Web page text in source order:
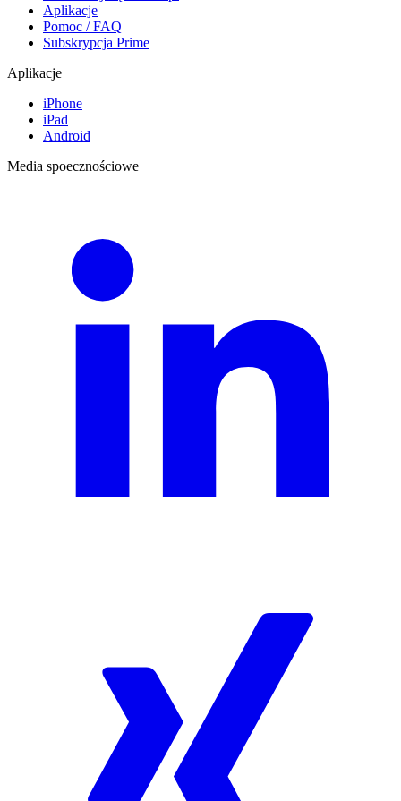
Aplikacje
Pomoc / FAQ
Subskrypcja Prime
Aplikacje
iPhone
iPad
Android
Media spoecznościowe